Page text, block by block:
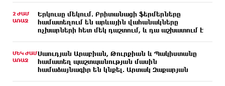
2 ԺԱՄ
ԱՌԱՋ
Երկուսը մեկում. Բրիտանացի ֆերմերները
համատեղում են արևային վահանակները
ոչխարների հետ մեկ դաշտում, և դա աշխատում է
ՄԵԿ ԺԱՄ
ԱՌԱՋ
Սաուդյան Արաբիան, Թուրքիան և Պակիստանը
համատեղ պաշտպանության մասին
համաձայնագիր են կնքել. Արտակ Զաքարյան